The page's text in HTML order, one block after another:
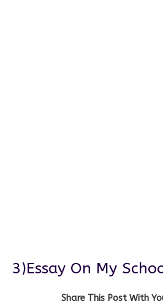
3)Essay On My
Share This Post With